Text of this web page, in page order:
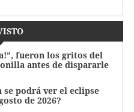
fueron los gritos del
antes de dispararle
se podrá ver el eclipse
de 2026?